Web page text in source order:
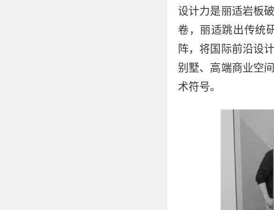
设计力是丽适岩板
卷，丽适跳出传统
阵，将国际前沿设
别墅、高端商业空
术符号。